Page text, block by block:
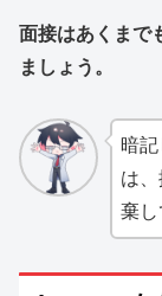
面接はあくまで
ましょう。
暗
は
棄